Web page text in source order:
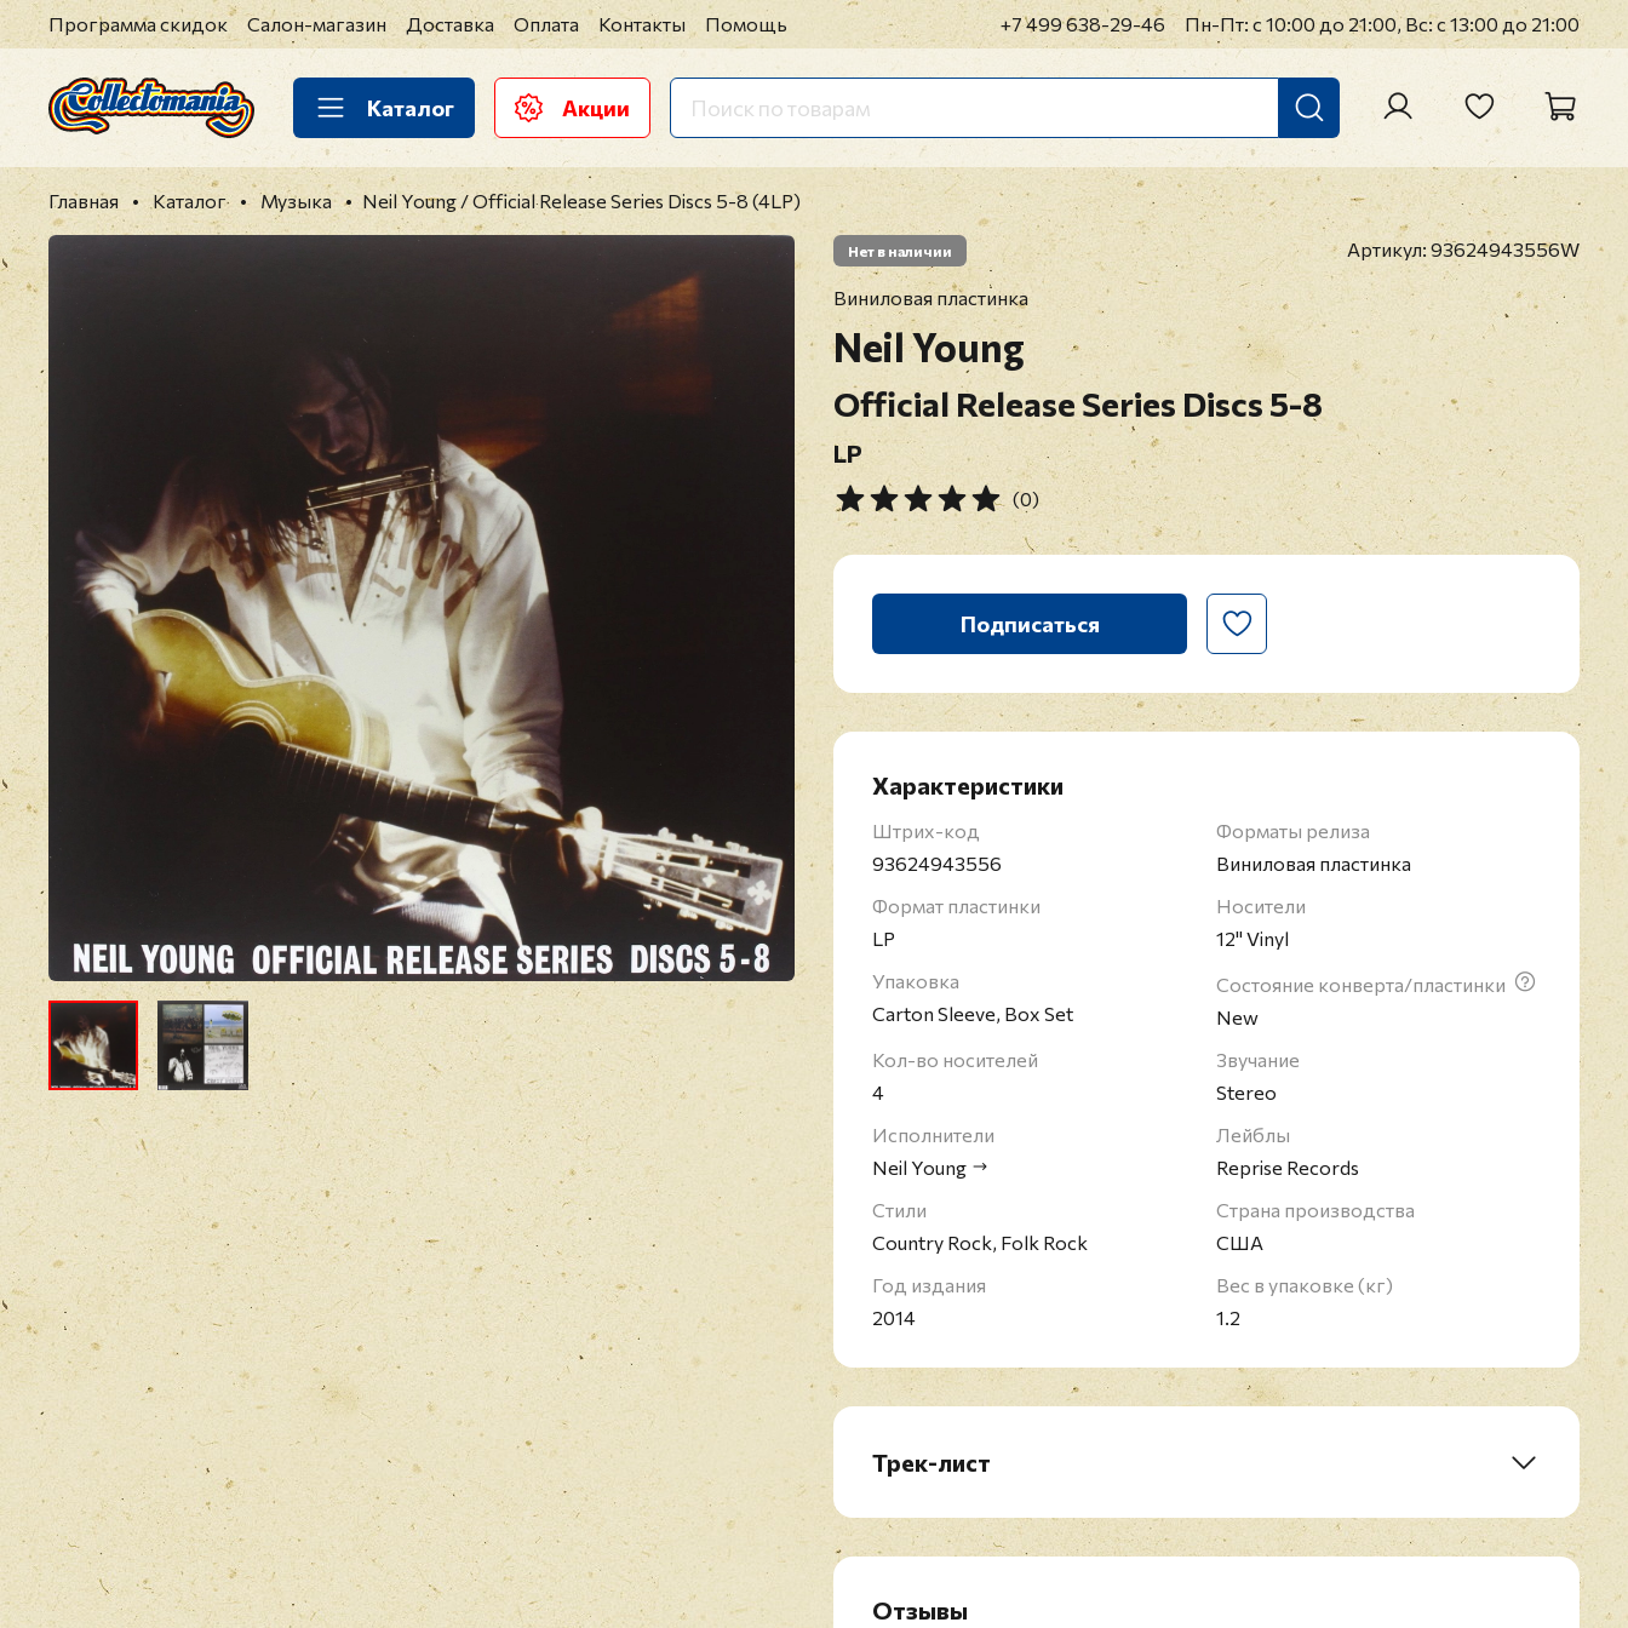
Программа скидок Салон-магазин Доставка Оплата Контакты Помощь +7 499 638-29-46 Пн-Пт: с 10:00 до 21:00, Вс: с 13:00 до 21:00
Каталог Акции
Главная Каталог Музыка Neil Young / Official Release Series Discs 5-8 (4LP)
Нет в наличии Артикул: 93624943556W
Виниловая пластинка
Neil Young
Official Release Series Discs 5-8
LP
(0)
Подписаться
Характеристики
Штрих-код
93624943556
Форматы релиза
Виниловая пластинка
Формат пластинки
LP
Носители
12" Vinyl
Упаковка
Carton Sleeve, Box Set
Состояние конверта/пластинки
New
Кол-во носителей
4
Звучание
Stereo
Исполнители
Neil Young
Лейблы
Reprise Records
Стили
Country Rock, Folk Rock
Страна производства
США
Год издания
2014
Вес в упаковке (кг)
1.2
Трек-лист
A1. Time Fades Away
A2. Journey Through The Past
A4. L.A.
Отзывы